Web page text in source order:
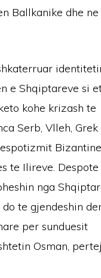
Ballkanike dhe ne
e Shqiptareve si
kohe krizash te
Serb, Vlleh, Grek
Bizantine
te Ilireve. Despote
nga
te gjendeshin
per sunduesit
Osman, pertej